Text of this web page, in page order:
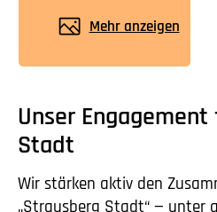
Mehr anzeigen
Unser
Stadt
Wir stärken aktiv den
„Strausberg Stadt“ — unter